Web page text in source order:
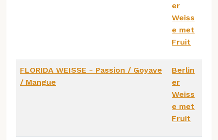
er
Weiss
e met
Fruit
FLORIDA WEISSE - Passion / Goyave
/ Mangue
Berlin
er
Weiss
e met
Fruit